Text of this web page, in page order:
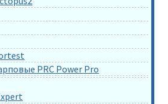
PRC Power Pro